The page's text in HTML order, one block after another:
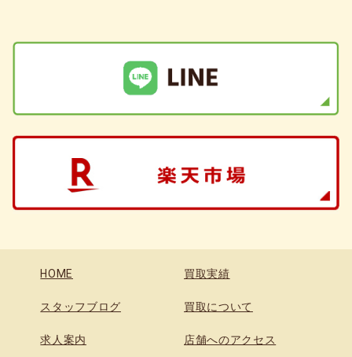
HOME 買取実績
スタッフブログ 買取について
求人案内 店舗へのアクセス